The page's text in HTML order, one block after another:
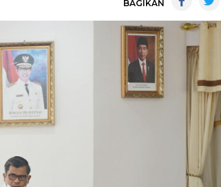
BAGIKAN